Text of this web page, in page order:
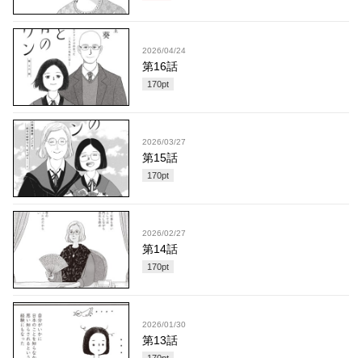
2026/04/24
第16話
170pt
2026/03/27
第15話
170pt
2026/02/27
第14話
170pt
2026/01/30
第13話